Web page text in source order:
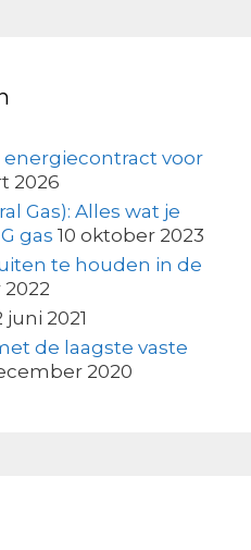
energiecontract voor
2026
Gas): Alles wat je
gas 10 oktober 2023
te houden in de
juni 2021
de laagste vaste
2020